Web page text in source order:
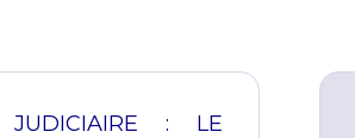
JUDICIAIRE : LE